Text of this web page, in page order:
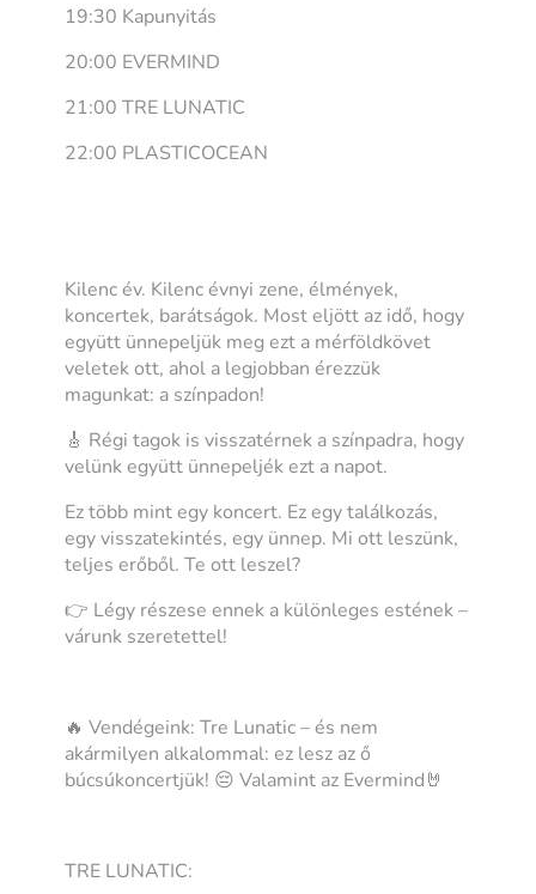
19:30 Kapunyitás
20:00 EVERMIND
21:00 TRE LUNATIC
22:00 PLASTICOCEAN
Kilenc év. Kilenc évnyi zene, élmények,
koncertek, barátságok. Most eljött az idő, hogy
együtt ünnepeljük meg ezt a mérföldkövet
veletek ott, ahol a legjobban érezzük
magunkat: a színpadon!
🎸 Régi tagok is visszatérnek a színpadra, hogy
velünk együtt ünnepeljék ezt a napot.
Ez több mint egy koncert. Ez egy találkozás,
egy visszatekintés, egy ünnep. Mi ott leszünk,
teljes erőből. Te ott leszel?
👉 Légy részese ennek a különleges estének –
várunk szeretettel!
🔥 Vendégeink: Tre Lunatic – és nem
akármilyen alkalommal: ez lesz az ő
búcsúkoncertjük! 😔 Valamint az Evermind🤘
TRE LUNATIC: